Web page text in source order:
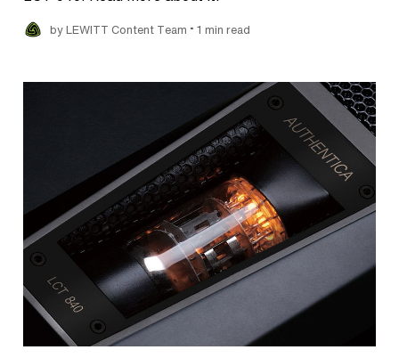
by LEWITT Content Team • 1 min read